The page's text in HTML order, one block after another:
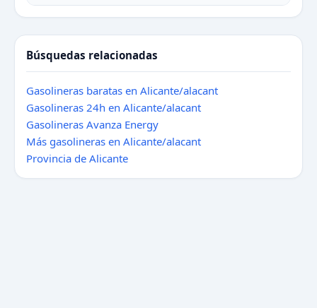
Búsquedas relacionadas
Gasolineras baratas en Alicante/alacant
Gasolineras 24h en Alicante/alacant
Gasolineras Avanza Energy
Más gasolineras en Alicante/alacant
Provincia de Alicante